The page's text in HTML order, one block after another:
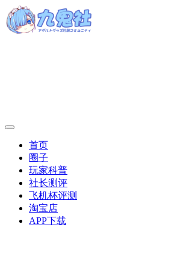
首页
圈子
玩家科普
社长测评
飞机杯评测
淘宝店
APP下载